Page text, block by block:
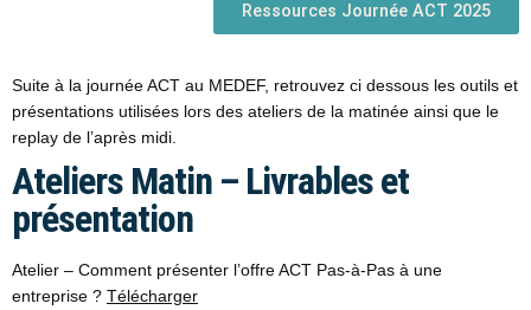
Ressources Journée ACT 2025
Suite à la journée ACT au MEDEF, retrouvez ci dessous les outils et
présentations utilisées lors des ateliers de la matinée ainsi que le
replay de l’après midi.
Ateliers Matin – Livrables et
présentation
Atelier – Comment présenter l’offre ACT Pas-à-Pas à une
entreprise ? Télécharger